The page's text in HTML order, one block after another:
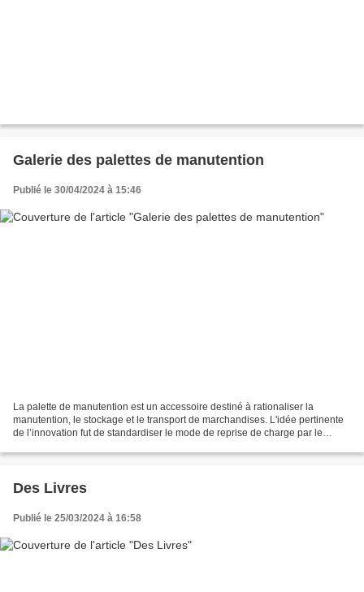
Galerie des palettes de manutention
Publié le 30/04/2024 à 15:46
La palette de manutention est un accessoire destiné à rationaliser la
manutention, le stockage et le transport de marchandises. L'idée pertinente
de l’innovation fut de standardiser le mode de reprise de charge par le
Des Livres
Publié le 25/03/2024 à 16:58